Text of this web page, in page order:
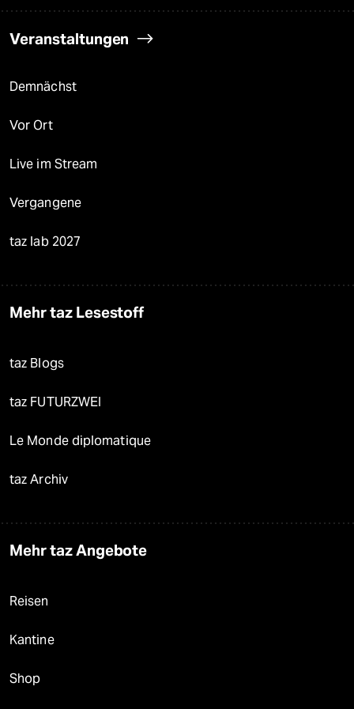
Veranstaltungen
Demnächst
Vor Ort
Live im Stream
Vergangene
taz lab 2027
Mehr taz Lesestoff
taz Blogs
taz FUTURZWEI
Le Monde diplomatique
taz Archiv
Mehr taz Angebote
Reisen
Kantine
Shop